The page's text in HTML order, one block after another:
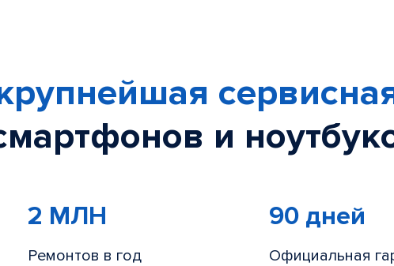
и
2 МЛН
Ремонтов в год
90 дней
Официальная